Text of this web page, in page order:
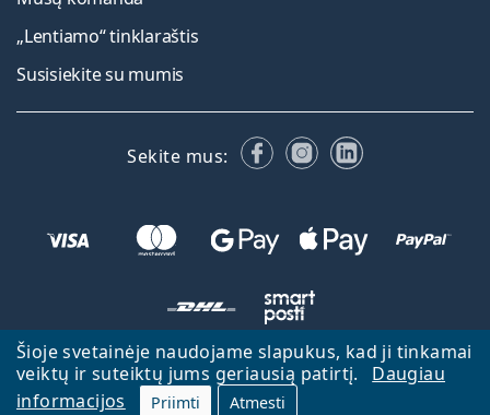
Šioje svetainėje naudojame slapukus, kad ji tinkamai
veiktų ir suteiktų jums geriausią patirtį.
Daugiau
informacijos
Priimti Atmesti
„Lentiamo“ tinklaraštis
Susisiekite su mumis
Sekite mus: FacebookInstagram
LinkedIn
Atgal į pagrindinį puslapį
Eiti aukštyn
Lentiamo.lt priklauso ir yra valdoma Lentiamo s.r.o., Čekija